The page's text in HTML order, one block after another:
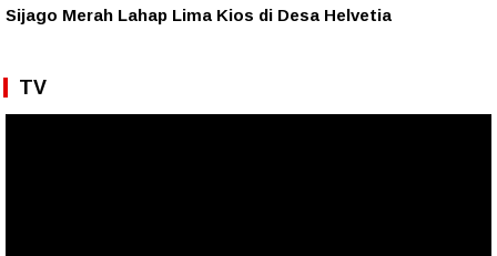
Sijago Merah Lahap Lima Kios di Desa Helvetia
TV